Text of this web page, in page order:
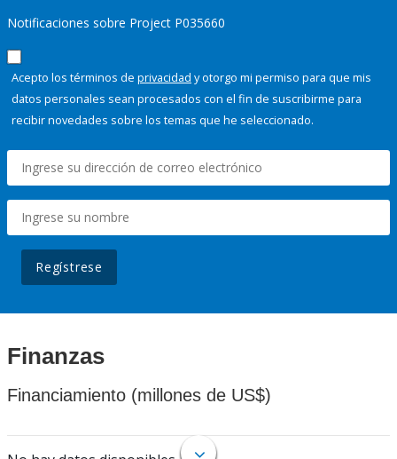
Notificaciones sobre Project P035660
Acepto los términos de privacidad y otorgo mi permiso para que mis
datos personales sean procesados con el fin de suscribirme para
recibir novedades sobre los temas que he seleccionado.
Regístrese
Finanzas
Financiamiento (millones de US$)